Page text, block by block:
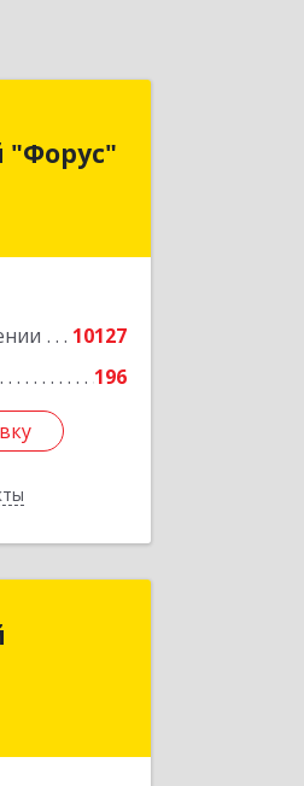
"Форус"
10127
196
Иркутск г,
1, оф.1
Подробнее
Заневский